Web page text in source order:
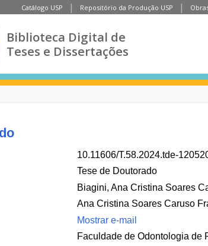
Catálogo USP Repositório da Produção USP
Biblioteca Digital de
Teses e Dissertações
10.11606/T.58.2024.tde-
Tese de Doutorado
Biagini, Ana Cristina Soares
Ana Cristina Soares Caruso
Mostrar e-mail
Faculdade de Odontologia de